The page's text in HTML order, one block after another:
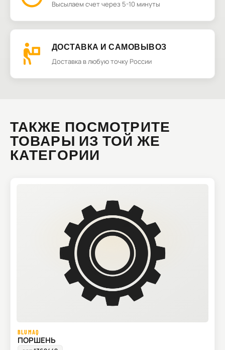
Высылаем счет через 5-10 минуты
ДОСТАВКА И САМОВЫВОЗ
Доставка в любую точку России
ТАКЖЕ ПОСМОТРИТЕ
ТОВАРЫ ИЗ ТОЙ ЖЕ
КАТЕГОРИИ
BLUMAQ
ПОРШЕНЬ